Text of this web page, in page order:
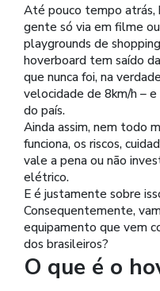
Até pouco tempo atrás,
gente só via em filme
playgrounds de
hoverboard tem saído
que nunca foi, na
velocidade de 8km/h – e
do país.
Ainda assim, nem todo
funciona, os riscos,
vale a pena ou não
elétrico.
E é justamente sobre
Consequentemente,
equipamento que vem
dos brasileiros?
O que é o